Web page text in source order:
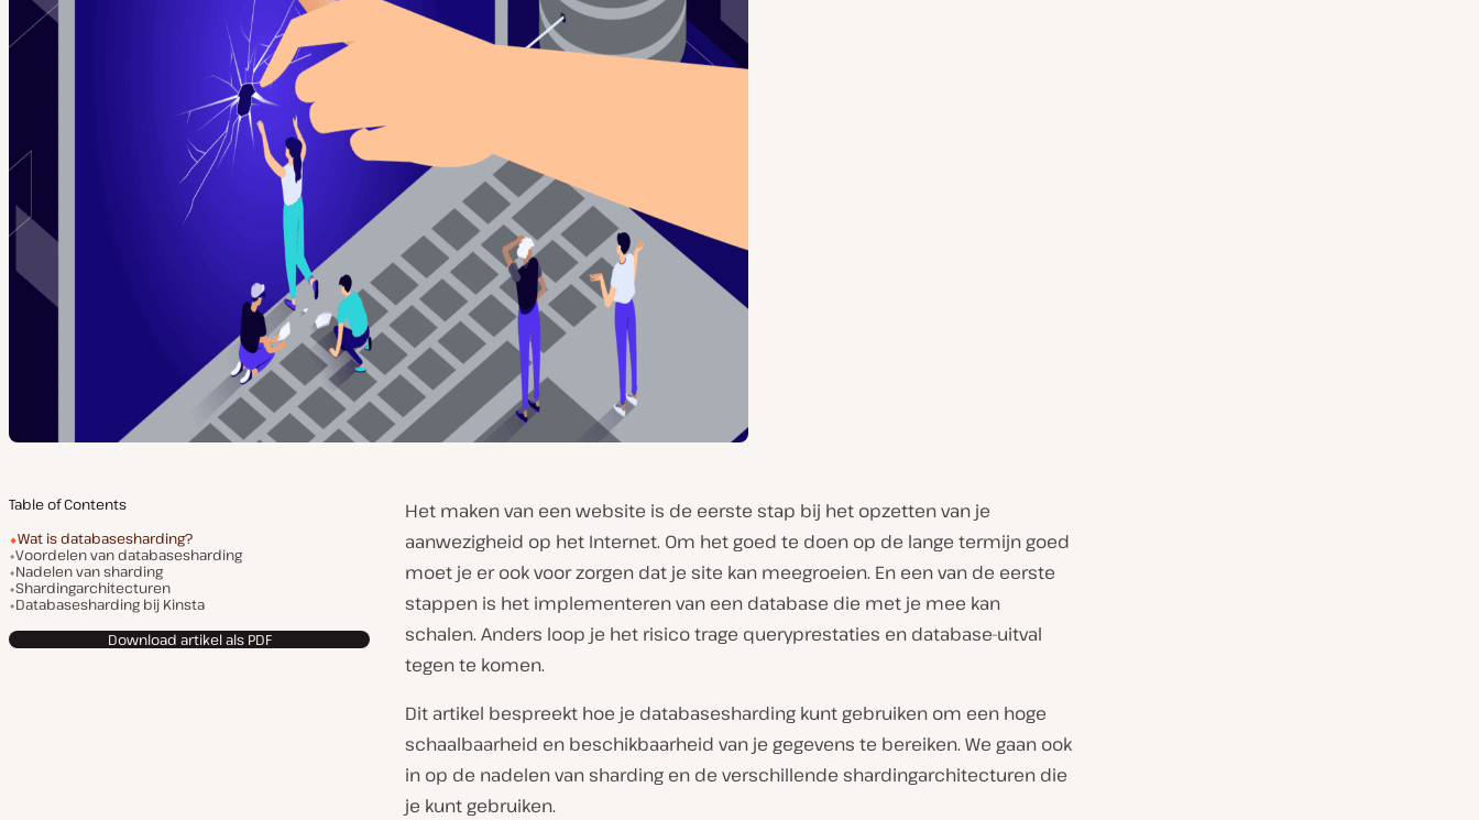
Table of Contents
Wat is databasesharding?
Voordelen van databasesharding
Nadelen van sharding
Shardingarchitecturen
Databasesharding bij Kinsta
Download artikel als PDF
Het maken van een website is de eerste stap bij het opzetten van je
aanwezigheid op het Internet. Om het goed te doen op de lange termijn goed
moet je er ook voor zorgen dat je site kan meegroeien. En een van de eerste
stappen is het implementeren van een database die met je mee kan
schalen. Anders loop je het risico trage queryprestaties en database-uitval
tegen te komen.
Dit artikel bespreekt hoe je databasesharding kunt gebruiken om een hoge
schaalbaarheid en beschikbaarheid van je gegevens te bereiken. We gaan ook
in op de nadelen van sharding en de verschillende shardingarchitecturen die
je kunt gebruiken.